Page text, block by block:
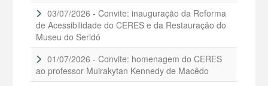
03/07/2026 - Convite: inauguração da Reforma
de Acessibilidade do CERES e da Restauração do
Museu do Seridó
01/07/2026 - Convite: homenagem do CERES
ao professor Muirakytan Kennedy de Macêdo